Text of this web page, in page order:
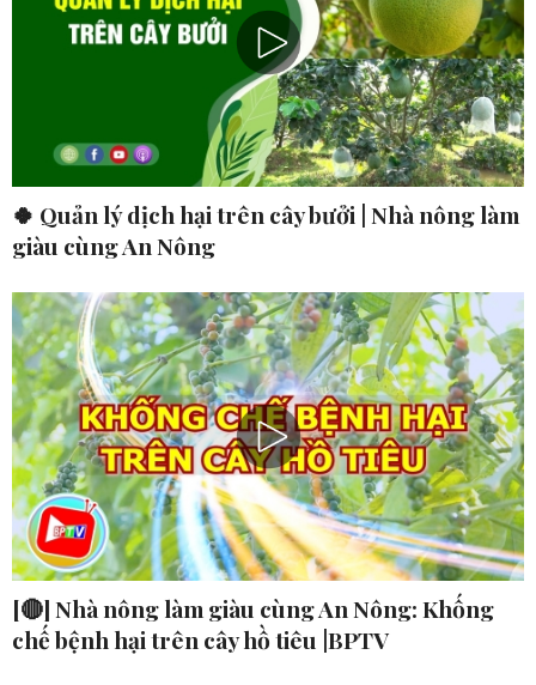
🍀 Quản lý dịch hại trên cây bưởi | Nhà nông làm
giàu cùng An Nông
[🔴] Nhà nông làm giàu cùng An Nông: Khống
chế bệnh hại trên cây hồ tiêu |BPTV